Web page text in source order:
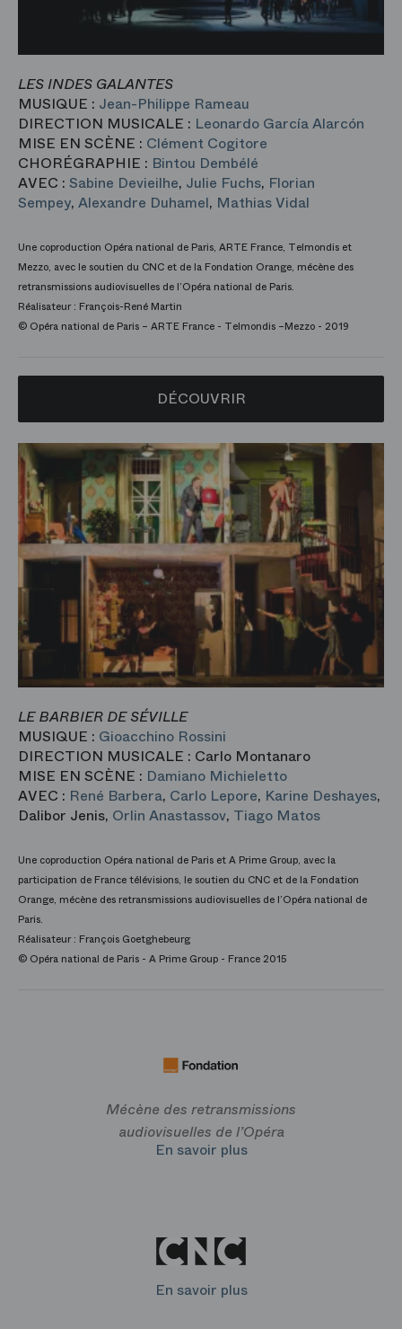
LES INDES GALANTES
MUSIQUE : Jean-Philippe Rameau
DIRECTION MUSICALE : Leonardo García Alarcón
MISE EN SCÈNE : Clément Cogitore
CHORÉGRAPHIE : Bintou Dembélé
AVEC : Sabine Devieilhe, Julie Fuchs, Florian
Sempey, Alexandre Duhamel, Mathias Vidal
Une coproduction Opéra national de Paris, ARTE France, Telmondis et
Mezzo, avec le soutien du CNC et de la Fondation Orange, mécène des
retransmissions audiovisuelles de l’Opéra national de Paris.
Réalisateur : François-René Martin
© Opéra national de Paris – ARTE France - Telmondis –Mezzo - 2019
DÉCOUVRIR
LE BARBIER DE SÉVILLE
MUSIQUE : Gioacchino Rossini
DIRECTION MUSICALE : Carlo Montanaro
MISE EN SCÈNE : Damiano Michieletto
AVEC : René Barbera, Carlo Lepore, Karine Deshayes,
Dalibor Jenis, Orlin Anastassov, Tiago Matos
Une coproduction Opéra national de Paris et A Prime Group, avec la
participation de France télévisions, le soutien du CNC et de la Fondation
Orange, mécène des retransmissions audiovisuelles de l’Opéra national de
Paris.
Réalisateur : François Goetghebeurg
© Opéra national de Paris - A Prime Group - France 2015
Mécène des retransmissions
audiovisuelles de l’Opéra
En savoir plus
En savoir plus